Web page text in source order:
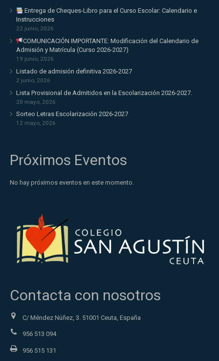
Entrega de Cheques-Libro para el Curso Escolar: Calendario e
Instrucciones
22 junio, 2026
COMUNICACIÓN IMPORTANTE: Modificación del Calendario de
Admisión y Matrícula (Curso 2026-2027)
19 junio, 2026
Listado de admisión definitiva 2026-2027
2 junio, 2026
Lista Provisional de Admitidos en la Escolarización 2026-2027.
20 mayo, 2026
Sorteo Letras Escolarización 2026-2027
12 mayo, 2026
Próximos Eventos
No hay próximos eventos en este momento.
Contacta con nosotros
C/ Méndez Núñez, 3. 51001 Ceuta, España
956 513 094
956 515 131